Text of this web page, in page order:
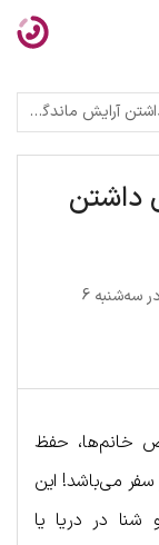
ماندگار در سفر
داشتن
در سه‌شنبه 6
خانم‌ها، حفظ
می‌باشد! این
شنا در دریا یا